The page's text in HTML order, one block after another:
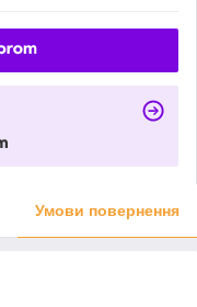
Умови повернення